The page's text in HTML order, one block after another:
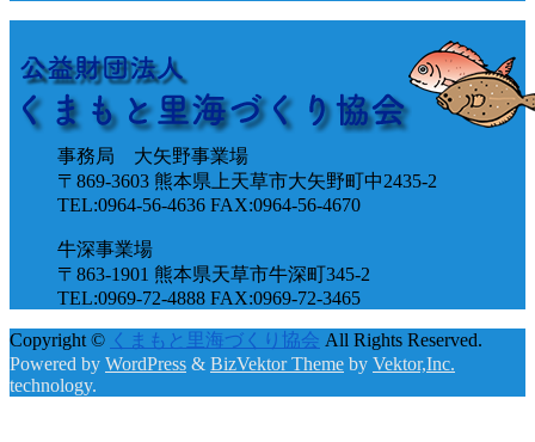
事務局 大矢野事業場
〒869-3603 熊本県上天草市大矢野町中2435-2
TEL:0964-56-4636 FAX:0964-56-4670
牛深事業場
〒863-1901 熊本県天草市牛深町345-2
TEL:0969-72-4888 FAX:0969-72-3465
Copyright © くまもと里海づくり協会 All Rights Reserved.
Powered by WordPress & BizVektor Theme by Vektor,Inc.
technology.